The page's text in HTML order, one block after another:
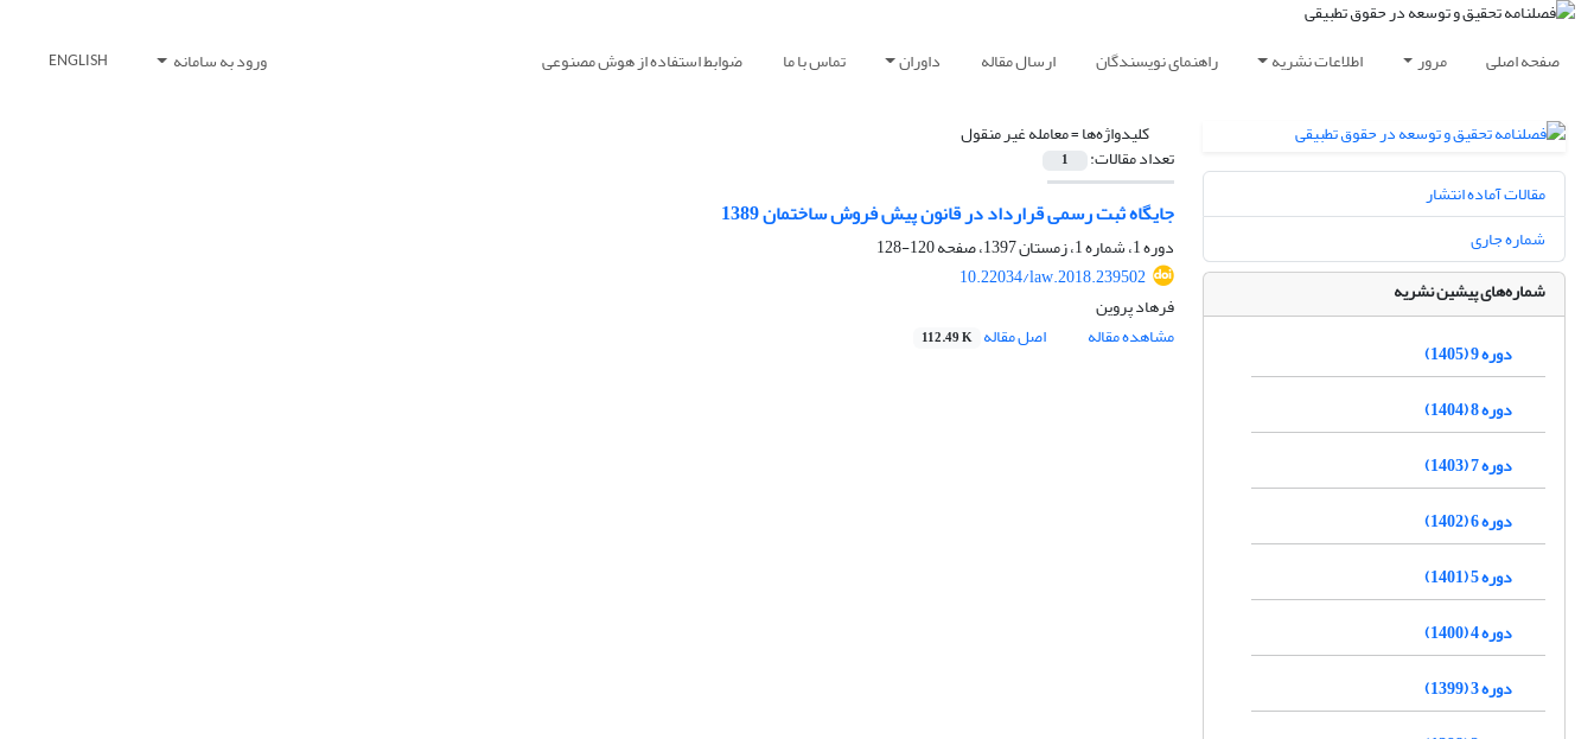
صفحه اصلی مرور اطلاعات نشریه راهنمای نویسندگان ارسال مقاله داوران تماس با ما ضوابط استفاده از هوش مصنوعی ورود به سامانه ENGLISH
کلیدواژه‌ها =معامله غیر منقول
تعداد مقالات: 1
جایگاه ثبت رسمی قرارداد در قانون پیش فروش ساختمان 1389
دوره 1، شماره 1، زمستان 1397، صفحه
120-128
10.22034/law.2018.239502
فرهاد پروین
مشاهده مقاله
اصل مقاله 112.49 K
مقالات آماده انتشار
شماره جاری
شماره‌های پیشین نشریه
دوره 9 (1405)
دوره 8 (1404)
دوره 7 (1403)
دوره 6 (1402)
دوره 5 (1401)
دوره 4 (1400)
دوره 3 (1399)